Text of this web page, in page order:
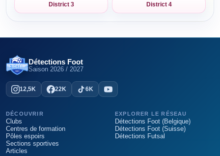
District 3 District 4
Détections Foot
Saison 2026 / 2027
12,5K 22K 6K
DÉCOUVRIR
Clubs
Centres de formation
Pôles espoirs
Sections sportives
Articles
EXPLORER LE RÉSEAU
Détections Foot (Belgique)
Détections Foot (Suisse)
Détections Futsal